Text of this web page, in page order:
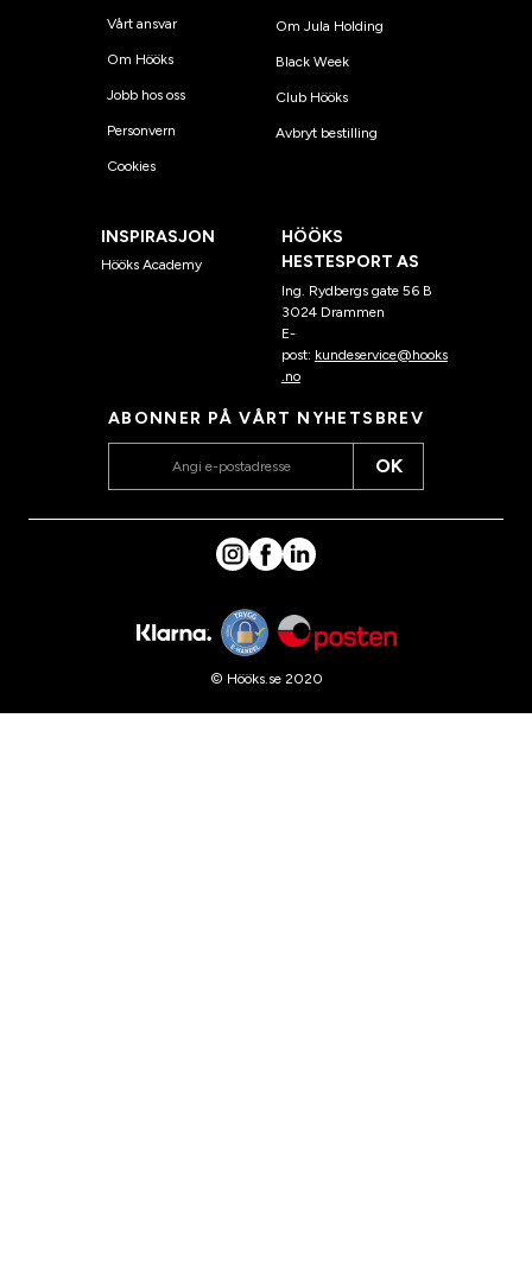
Vårt ansvar
Om Hööks
Jobb hos oss
Personvern
Cookies
Om Jula Holding
Black Week
Club Hööks
Avbryt bestilling
INSPIRASJON
Hööks Academy
HÖÖKS
HESTESPORT AS
Ing. Rydbergs gate 56 B
3024 Drammen
E-
post: kundeservice@hooks
.no
ABONNER PÅ VÅRT NYHETSBREV
OK
© Hööks.se 2020